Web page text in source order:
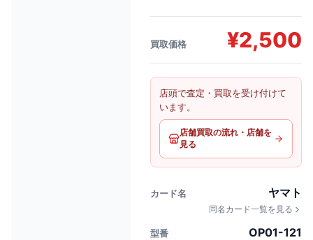
買取価格 ¥2,500
店頭で査定・買取を受け付けて
います。
店舗買取の流れ・店舗を
見る
カード名 ヤマト
同名カード一覧を見る
型番 OP01-121